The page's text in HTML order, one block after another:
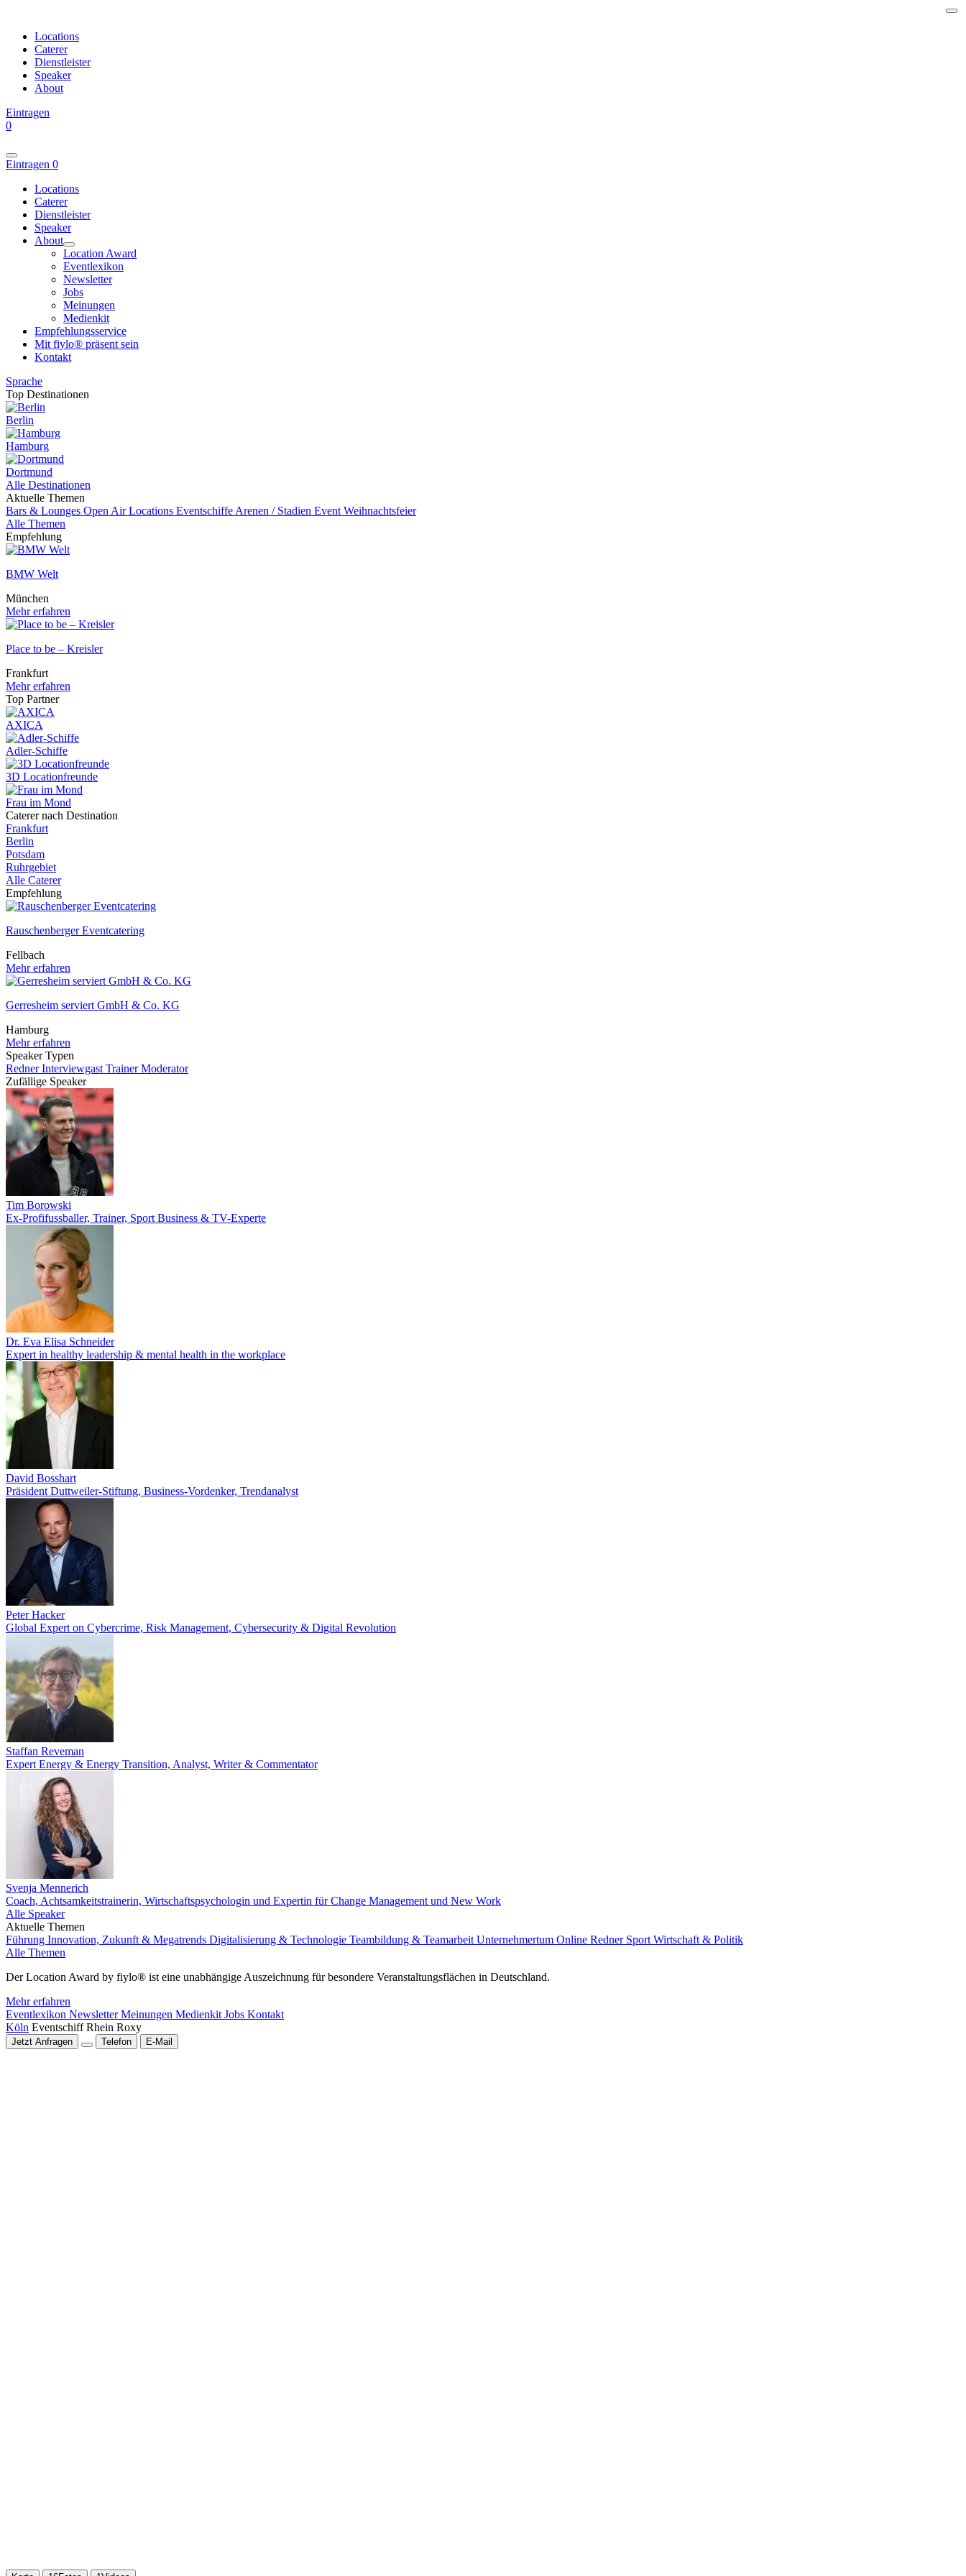
Locations
Caterer
Dienstleister
Speaker
About
Eintragen
0
Eintragen 0
Locations
Caterer
Dienstleister
Speaker
About
Location Award
Eventlexikon
Newsletter
Jobs
Meinungen
Medienkit
Empfehlungsservice
Mit fiylo® präsent sein
Kontakt
Sprache
Top Destinationen
Berlin
Hamburg
Dortmund
Alle Destinationen
Aktuelle Themen
Bars & Lounges Open Air Locations Eventschiffe Arenen / Stadien Event Weihnachtsfeier
Alle Themen
Empfehlung
BMW Welt
München
Mehr erfahren
Place to be – Kreisler
Frankfurt
Mehr erfahren
Top Partner
AXICA
Adler-Schiffe
3D Locationfreunde
Frau im Mond
Caterer nach Destination
Frankfurt
Berlin
Potsdam
Ruhrgebiet
Alle Caterer
Empfehlung
Rauschenberger Eventcatering
Fellbach
Mehr erfahren
Gerresheim serviert GmbH & Co. KG
Hamburg
Mehr erfahren
Speaker Typen
RednerInterviewgast TrainerModerator
Zufällige Speaker
Tim Borowski
Ex-Profifussballer, Trainer, Sport Business & TV-Experte
Dr. Eva Elisa Schneider
Expert in healthy leadership & mental health in the workplace
David Bosshart
Präsident Duttweiler-Stiftung, Business-Vordenker, Trendanalyst
Peter Hacker
Global Expert on Cybercrime, Risk Management, Cybersecurity & Digital Revolution
Staffan Reveman
Expert Energy & Energy Transition, Analyst, Writer & Commentator
Svenja Mennerich
Coach, Achtsamkeitstrainerin, Wirtschaftspsychologin und Expertin für Change Management und New Work
Alle Speaker
Aktuelle Themen
Führung Innovation, Zukunft & Megatrends Digitalisierung & Technologie Teambildung & Teamarbeit Unternehmertum Online Redner Sport Wirtschaft & Politik
Alle Themen
Der Location Award by fiylo® ist eine unabhängige Auszeichnung für besondere Veranstaltungsflächen in Deutschland.
Mehr erfahren
Eventlexikon NewsletterMeinungen Medienkit Jobs Kontakt
Köln Eventschiff Rhein Roxy
Jetzt Anfragen Telefon E-Mail